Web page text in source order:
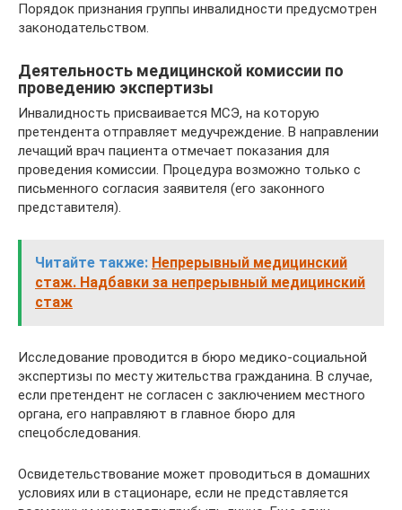
Порядок признания группы инвалидности предусмотрен
законодательством.
Деятельность медицинской комиссии по
проведению экспертизы
Инвалидность присваивается МСЭ, на которую
претендента отправляет медучреждение. В направлении
лечащий врач пациента отмечает показания для
проведения комиссии. Процедура возможно только с
письменного согласия заявителя (его законного
представителя).
Читайте также: Непрерывный медицинский
стаж. Надбавки за непрерывный медицинский
стаж
Исследование проводится в бюро медико-социальной
экспертизы по месту жительства гражданина. В случае,
если претендент не согласен с заключением местного
органа, его направляют в главное бюро для
спецобследования.
Освидетельствование может проводиться в домашних
условиях или в стационаре, если не представляется